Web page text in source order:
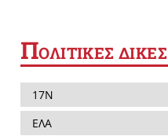
ΠΟΛΙΤΙΚΕΣ ΔΙΚΕΣ
17Ν
ΕΛΑ